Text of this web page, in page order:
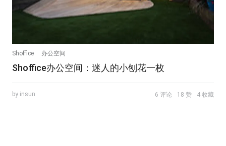
Shoffice 办公空间
Shoffice办公空间：迷人的小刨花一枚
by insun 6 评论 18 赞 4 收藏